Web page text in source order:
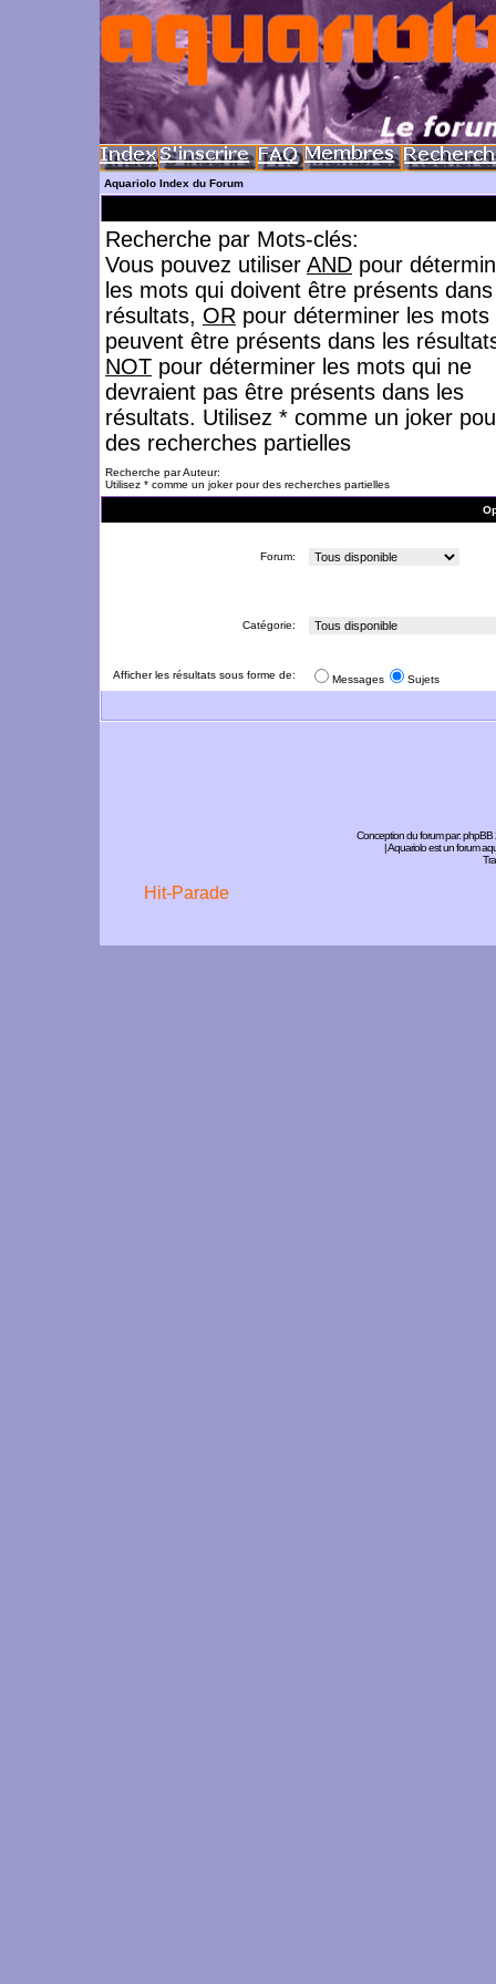
Aquariolo Index du Forum
Recherche par Mots-clés:
Vous pouvez utiliser AND pour
les mots qui doivent être présents
résultats, OR pour déterminer les mots
peuvent être présents dans les
NOT pour déterminer les mots qui ne
devraient pas être présents dans les
résultats. Utilisez * comme un joker
des recherches partielles
Recherche par Auteur:
Utilisez * comme un joker pour des recherches partielles
Forum:
Catégorie:
Afficher les résultats sous forme de: Messages Sujets
Conception du forum par:phpBB
| Aquariolo est un forum